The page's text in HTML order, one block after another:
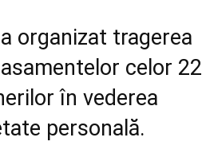
organizat tragerea
celor 22
în vederea
personală.